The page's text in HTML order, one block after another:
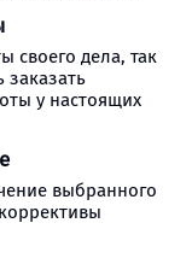
своего дела, так
заказать
у настоящих
выбранного